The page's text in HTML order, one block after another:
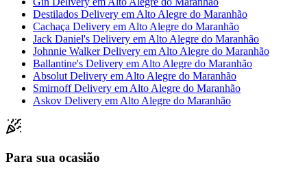
Destilados Delivery em Alto Alegre do Maranhão
Cachaça Delivery em Alto Alegre do Maranhão
Jack Daniel's Delivery em Alto Alegre do Maranhão
Johnnie Walker Delivery em Alto Alegre do Maranhão
Ballantine's Delivery em Alto Alegre do Maranhão
Absolut Delivery em Alto Alegre do Maranhão
Smirnoff Delivery em Alto Alegre do Maranhão
Askov Delivery em Alto Alegre do Maranhão
Para sua ocasião